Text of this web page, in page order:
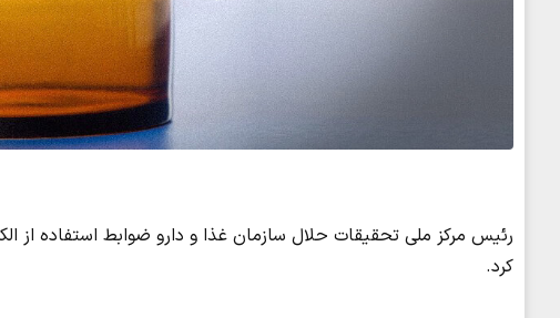
رئیس مرکز ملی تحقیقات حلال سازمان غذا و دارو ضوابط استفاده از
کرد.